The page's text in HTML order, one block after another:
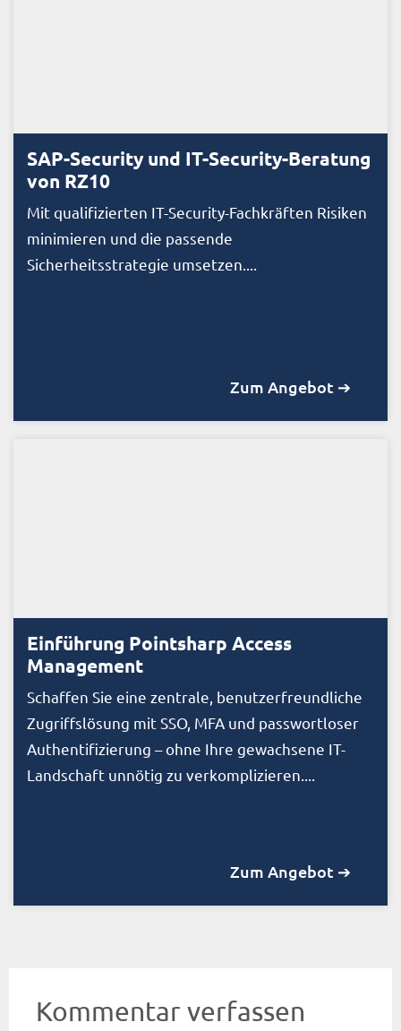
SAP-Security und IT-Security-Beratung
von RZ10
Mit qualifizierten IT-Security-Fachkräften Risiken
minimieren und die passende
Sicherheitsstrategie umsetzen....
Zum Angebot ➔
Einführung Pointsharp Access
Management
Schaffen Sie eine zentrale, benutzerfreundliche
Zugriffslösung mit SSO, MFA und passwortloser
Authentifizierung – ohne Ihre gewachsene IT-
Landschaft unnötig zu verkomplizieren....
Zum Angebot ➔
Kommentar verfassen